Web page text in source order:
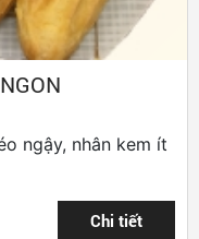
ngậy, nhân kem ít